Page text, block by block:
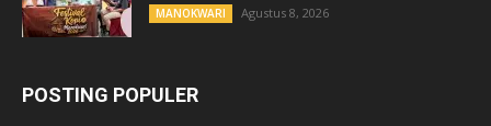
MANOKWARI Agustus 8, 2026
POSTING POPULER